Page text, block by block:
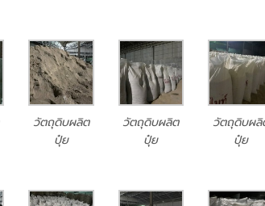
วัตถุดิบผลิต
ปุ๋ย
วัตถุดิบผลิต
ปุ๋ย
วัตถุดิบผ
ปุ๋ย